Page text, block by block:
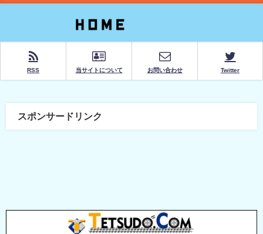
RSS 当サイトについて お問い合わせ Twitter
スポンサードリンク